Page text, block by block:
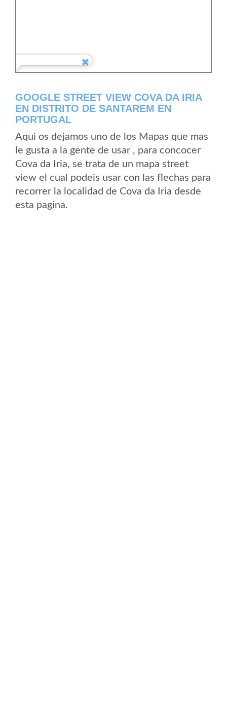
GOOGLE STREET VIEW COVA DA IRIA
EN DISTRITO DE SANTAREM EN
PORTUGAL
Aqui os dejamos uno de los Mapas que mas
le gusta a la gente de usar , para concocer
Cova da Iria, se trata de un mapa street
view el cual podeis usar con las flechas para
recorrer la localidad de Cova da Iria desde
esta pagina.